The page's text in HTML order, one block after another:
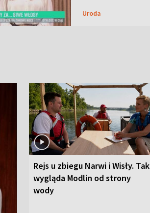
Uroda
Rejs u zbiegu Narwi i Wisły. Tak
wygląda Modlin od strony
wody